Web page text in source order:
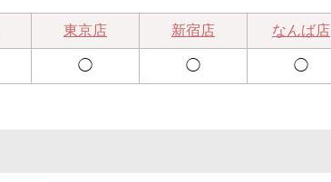
東京店 新宿店 なんば店
◯ ◯ ◯